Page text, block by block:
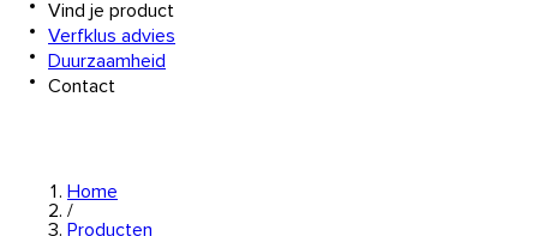
Vind je product
Verfklus advies
Duurzaamheid
Contact
Home
/
Producten